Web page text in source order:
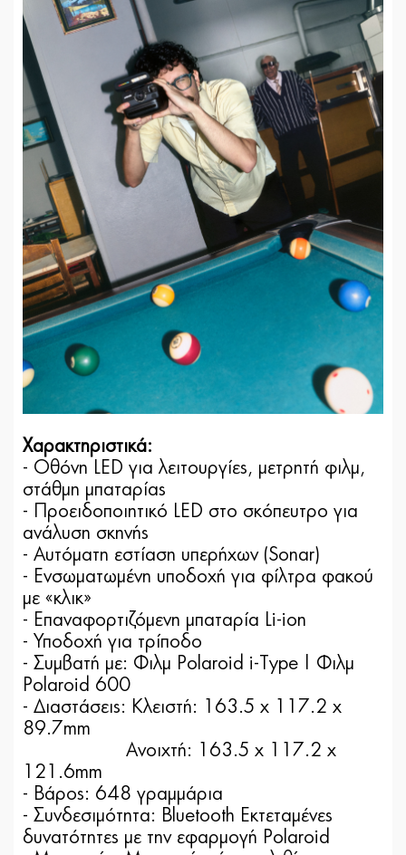
Χαρακτηριστικά:
- Οθόνη LED για λειτουργίες, μετρητή φιλμ,
στάθμη μπαταρίας
- Προειδοποιητικό LED στο σκόπευτρο για
ανάλυση σκηνής
- Αυτόματη εστίαση υπερήχων (Sonar)
- Ενσωματωμένη υποδοχή για φίλτρα φακού
με «κλικ»
- Επαναφορτιζόμενη μπαταρία Li-ion
- Υποδοχή για τρίποδο
- Συμβατή με: Φιλμ Polaroid i-Type | Φιλμ
Polaroid 600
- Διαστάσεις: Κλειστή: 163.5 x 117.2 x
89.7mm
Ανοιχτή: 163.5 x 117.2 x
121.6mm
- Βάρος: 648 γραμμάρια
- Συνδεσιμότητα: Bluetooth Εκτεταμένες
δυνατότητες με την εφαρμογή Polaroid